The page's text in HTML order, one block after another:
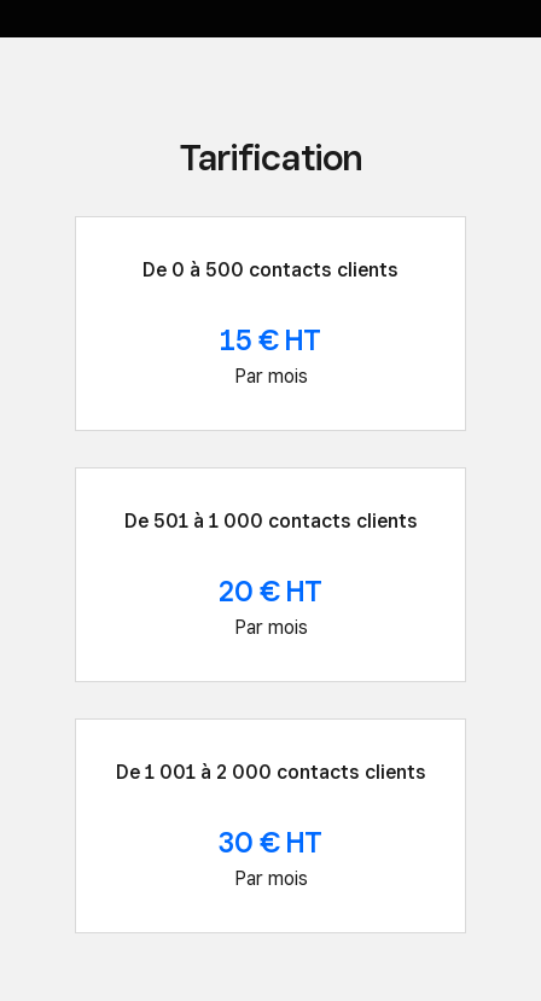
Tarification
De 0 à 500 contacts clients
15 € HT
Par mois
De 501 à 1 000 contacts clients
20 € HT
Par mois
De 1 001 à 2 000 contacts clients
30 € HT
Par mois